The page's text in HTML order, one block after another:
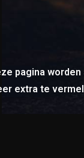
pagina
extra te